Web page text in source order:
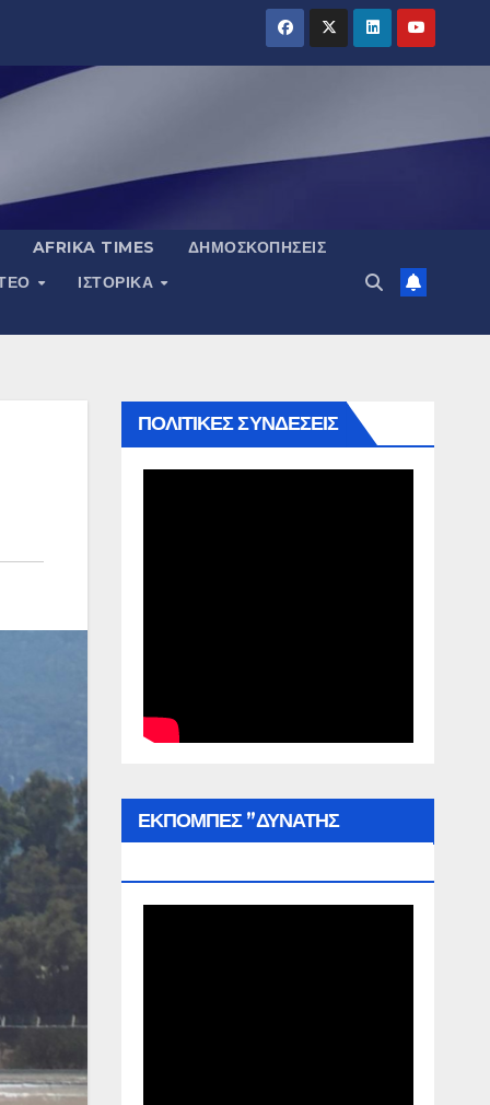
AFRIKA TIMES
ΔΗΜΟΣΚΟΠΉΣΕΙΣ
ΙΣΤΟΡΙΚΆ
ΠΟΛΙΤΙΚΕΣ ΣΥΝΔΕΣΕΙΣ
ΕΚΠΟΜΠΕΣ ”ΔΥΝΑΤΗΣ